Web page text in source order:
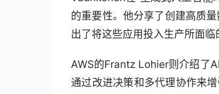
的重要性。他分享了创建高质
出了将这些应用投入生产所面临
AWS的Frantz Lohier则介绍了
通过改进决策和多代理协作来